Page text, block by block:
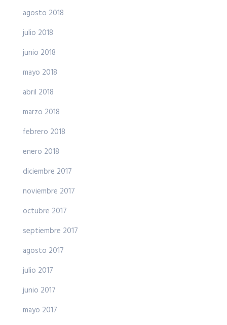
agosto 2018
julio 2018
junio 2018
mayo 2018
abril 2018
marzo 2018
febrero 2018
enero 2018
diciembre 2017
noviembre 2017
octubre 2017
septiembre 2017
agosto 2017
julio 2017
junio 2017
mayo 2017